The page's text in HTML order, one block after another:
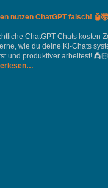
nutzen ChatGPT falsch! 🤖🤯
ChatGPT-Chats kosten
wie du deine Kl-Chats
und produktiver arbeitest!